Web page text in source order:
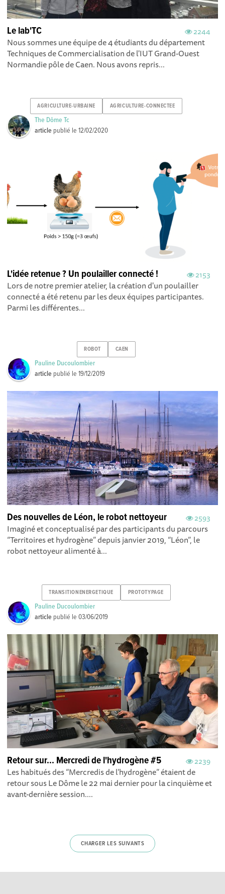
2244
Le lab'TC
Nous sommes une équipe de 4 étudiants du département
Techniques de Commercialisation de l'IUT Grand-Ouest
Normandie pôle de Caen. Nous avons repris...
AGRICULTURE-URBAINE AGRICULTURE-CONNECTEE
The Dôme Tc
article publié le12/02/2020
2153
L'idée retenue ? Un poulailler connecté !
Lors de notre premier atelier, la création d'un poulailler
connecté a été retenu par les deux équipes participantes.
Parmi les différentes...
ROBOT CAEN
Pauline Ducoulombier
article publié le19/12/2019
2593
Des nouvelles de Léon, le robot nettoyeur
Imaginé et conceptualisé par des participants du parcours
“Territoires et hydrogène” depuis janvier 2019, “Léon”, le
robot nettoyeur alimenté à...
TRANSITIONENERGETIQUE PROTOTYPAGE
Pauline Ducoulombier
article publié le03/06/2019
2239
Retour sur... Mercredi de l'hydrogène #5
Les habitués des “Mercredis de l’hydrogène” étaient de
retour sous Le Dôme le 22 mai dernier pour la cinquième et
avant-dernière session....
CHARGER LES SUIVANTS